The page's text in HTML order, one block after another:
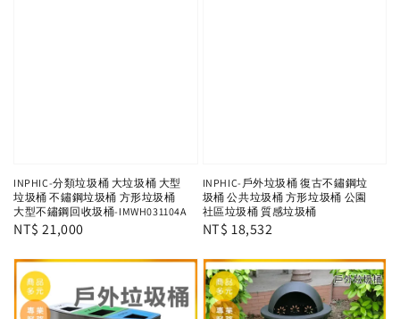
INPHIC-分類垃圾桶 大垃圾桶 大型
垃圾桶 不鏽鋼垃圾桶 方形垃圾桶
大型不鏽鋼回收圾桶-IMWH031104A
Regular
NT$ 21,000
INPHIC-戶外垃圾桶 復古不鏽鋼垃
圾桶 公共垃圾桶 方形垃圾桶 公園
社區垃圾桶 質感垃圾桶
Regular
NT$ 18,532